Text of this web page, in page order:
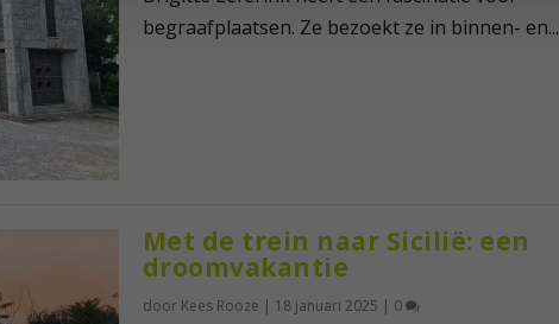
begraafplaatsen. Ze bezoekt ze in binnen- en...
Met de trein naar Sicilië: een
droomvakantie
door Kees Rooze | 18 januari 2025 | 0